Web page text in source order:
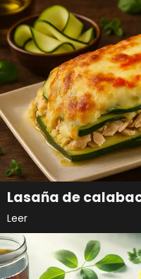
Lasaña de
Leer